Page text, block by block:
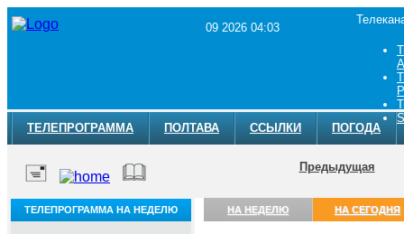
09 2026 04:03
ТЕЛЕПРОГРАММА ПОЛТАВА ССЫЛКИ ПОГОДА
Предыдущая
ТЕЛЕПРОГРАММА НА НЕДЕЛЮ НА НЕДЕЛЮ НА СЕГОДНЯ